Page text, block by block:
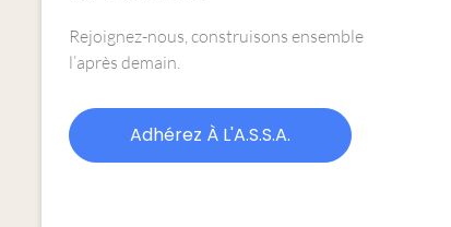
Rejoignez-nous, construisons ensemble
l’après demain.
Adhérez À L'A.S.S.A.